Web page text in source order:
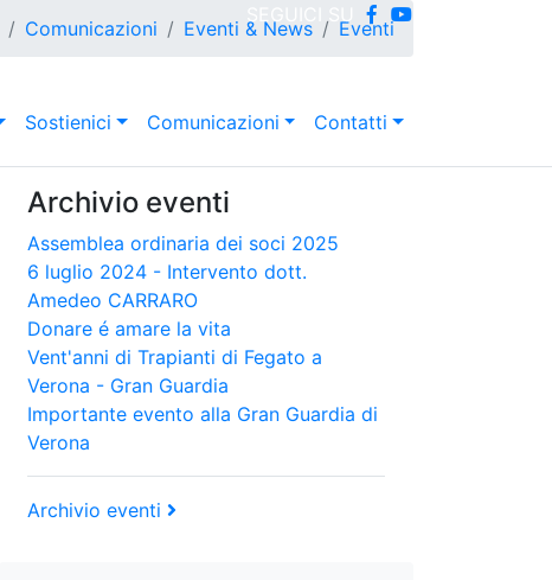
Sostienici Comunicazioni Contatti
Comunicazioni Eventi & News Eventi
Archivio eventi
Assemblea ordinaria dei soci 2025
6 luglio 2024 - Intervento dott.
Amedeo CARRARO
Donare é amare la vita
Vent'anni di Trapianti di Fegato a
Verona - Gran Guardia
Importante evento alla Gran Guardia di
Verona
Archivio eventi